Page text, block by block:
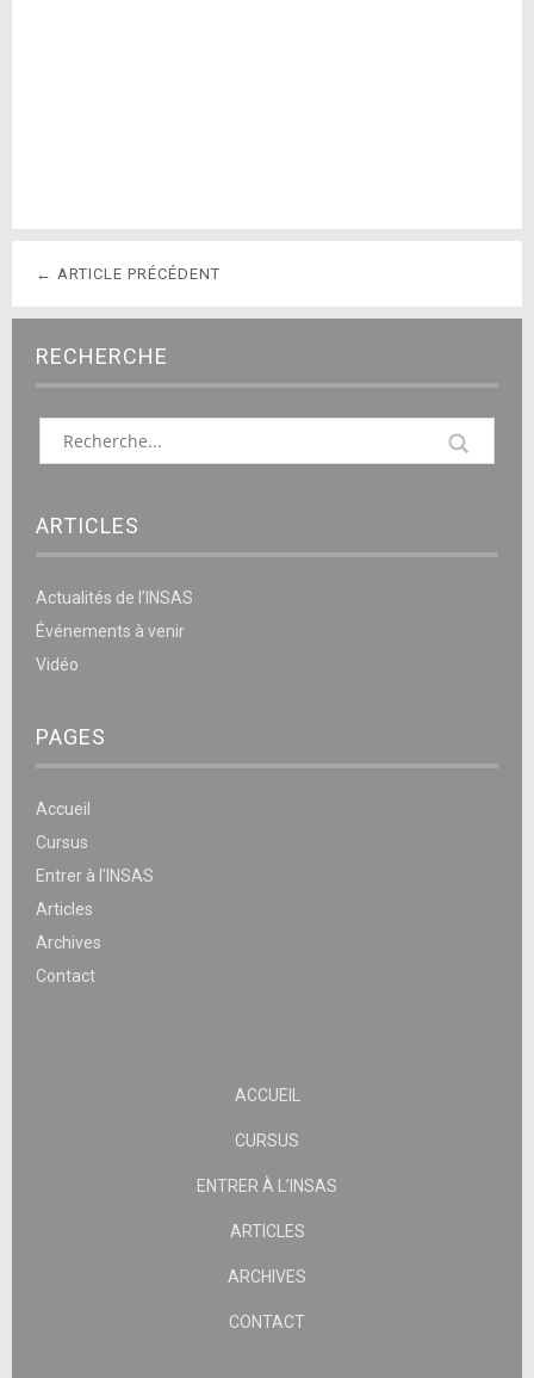
← ARTICLE PRÉCÉDENT
RECHERCHE
ARTICLES
Actualités de l’INSAS
Événements à venir
Vidéo
PAGES
Accueil
Cursus
Entrer à l’INSAS
Articles
Archives
Contact
ACCUEIL
CURSUS
ENTRER À L’INSAS
ARTICLES
ARCHIVES
CONTACT